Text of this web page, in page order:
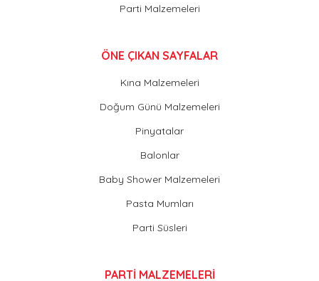
Parti Malzemeleri
ÖNE ÇIKAN SAYFALAR
Kına Malzemeleri
Doğum Günü Malzemeleri
Pinyatalar
Balonlar
Baby Shower Malzemeleri
Pasta Mumları
Parti Süsleri
PARTİ MALZEMELERİ